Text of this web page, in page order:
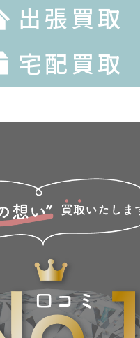
出張買取
宅配買取